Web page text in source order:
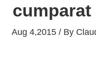
cumparat
Aug 4,2015 / By